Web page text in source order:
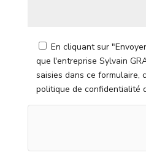
En cliquant sur
que l'entreprise Sylvain
saisies dans ce formulaire,
politique de confidentialité